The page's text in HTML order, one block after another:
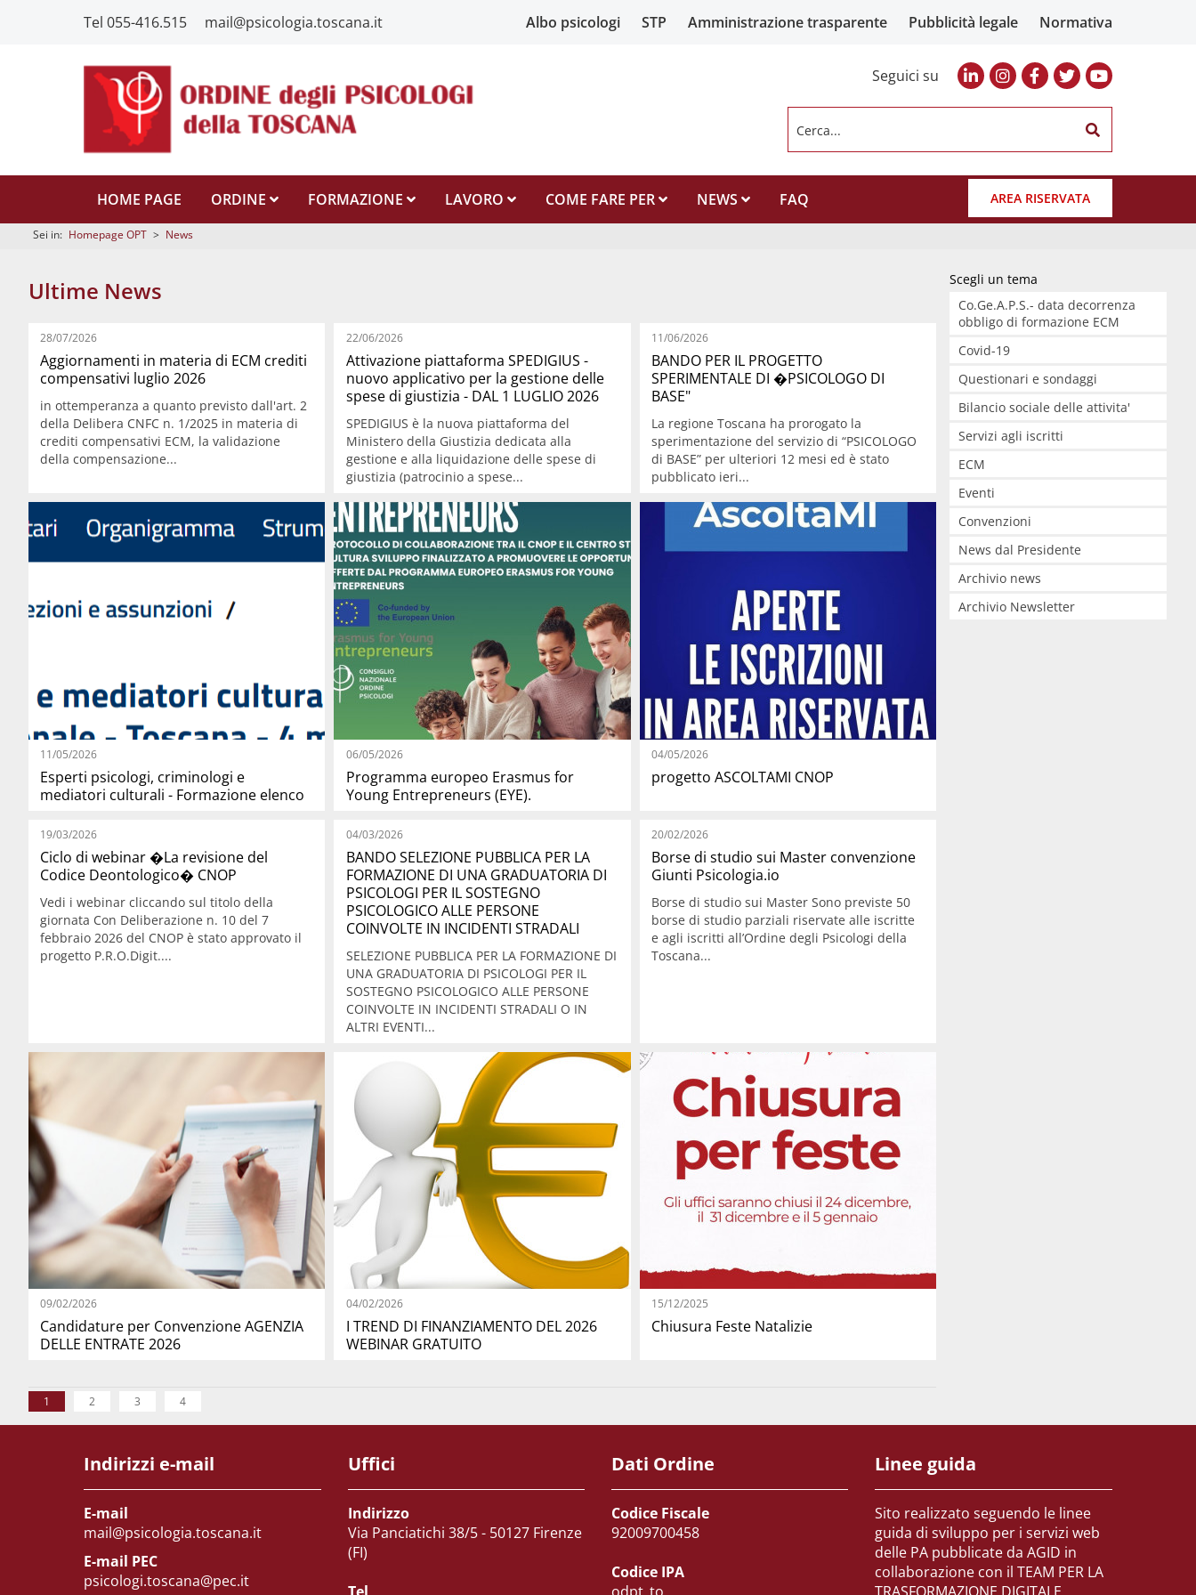
Tel 055-416.515 mail@psicologia.toscana.it Albo psicologi STP Amministrazione trasparente Pubblicità legale Normativa
Seguici su
Cerca...
HOME PAGE ORDINE FORMAZIONE LAVORO COME FARE PER NEWS FAQ AREA RISERVATA
Sei in: Homepage OPT > News
Ultime News
28/07/2026
Aggiornamenti in materia di ECM crediti
compensativi luglio 2026
in ottemperanza a quanto previsto dall'art. 2
della Delibera CNFC n. 1/2025 in materia di
crediti compensativi ECM, la validazione
della compensazione...
22/06/2026
Attivazione piattaforma SPEDIGIUS -
nuovo applicativo per la gestione delle
spese di giustizia - DAL 1 LUGLIO 2026
SPEDIGIUS è la nuova piattaforma del
Ministero della Giustizia dedicata alla
gestione e alla liquidazione delle spese di
giustizia (patrocinio a spese...
11/06/2026
BANDO PER IL PROGETTO
SPERIMENTALE DI �PSICOLOGO DI
BASE"
La regione Toscana ha prorogato la
sperimentazione del servizio di “PSICOLOGO
di BASE” per ulteriori 12 mesi ed è stato
pubblicato ieri...
11/05/2026
Esperti psicologi, criminologi e
mediatori culturali - Formazione elenco
06/05/2026
Programma europeo Erasmus for
Young Entrepreneurs (EYE).
04/05/2026
progetto ASCOLTAMI CNOP
19/03/2026
Ciclo di webinar �La revisione del
Codice Deontologico� CNOP
Vedi i webinar cliccando sul titolo della
giornata Con Deliberazione n. 10 del 7
febbraio 2026 del CNOP è stato approvato il
progetto P.R.O.Digit....
04/03/2026
BANDO SELEZIONE PUBBLICA PER LA
FORMAZIONE DI UNA GRADUATORIA DI
PSICOLOGI PER IL SOSTEGNO
PSICOLOGICO ALLE PERSONE
COINVOLTE IN INCIDENTI STRADALI
SELEZIONE PUBBLICA PER LA FORMAZIONE DI
UNA GRADUATORIA DI PSICOLOGI PER IL
SOSTEGNO PSICOLOGICO ALLE PERSONE
COINVOLTE IN INCIDENTI STRADALI O IN
ALTRI EVENTI...
20/02/2026
Borse di studio sui Master convenzione
Giunti Psicologia.io
Borse di studio sui Master Sono previste 50
borse di studio parziali riservate alle iscritte
e agli iscritti all’Ordine degli Psicologi della
Toscana...
09/02/2026
Candidature per Convenzione AGENZIA
DELLE ENTRATE 2026
04/02/2026
I TREND DI FINANZIAMENTO DEL 2026
WEBINAR GRATUITO
15/12/2025
Chiusura Feste Natalizie
1 2 3 4
Scegli un tema
Co.Ge.A.P.S.- data decorrenza
obbligo di formazione ECM
Covid-19
Questionari e sondaggi
Bilancio sociale delle attivita'
Servizi agli iscritti
ECM
Eventi
Convenzioni
News dal Presidente
Archivio news
Archivio Newsletter
Indirizzi e-mail
E-mail
mail@psicologia.toscana.it
E-mail PEC
psicologi.toscana@pec.it
Uffici
Indirizzo
Via Panciatichi 38/5 - 50127 Firenze
(FI)
Dati Ordine
Codice Fiscale
92009700458
Codice IPA
Linee guida
Sito realizzato seguendo le linee
guida di sviluppo per i servizi web
delle PA pubblicate da AGID in
collaborazione con il TEAM PER LA